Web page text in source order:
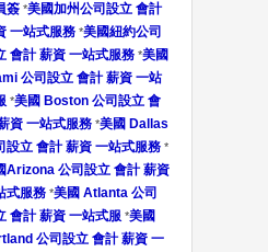
簽 *美國加州公司設立 會計
一站式服務 *美國紐約公司
會計 薪資 一站式服務 *美國
公司設立 會計 薪資 一站
*美國 Boston 公司設立 會
資 一站式服務*美國 Dallas
設立 會計 薪資 一站式服務 *
Arizona 公司設立 會計 薪資
式服務 *美國 Atlanta 公司
會計 薪資 一站式服 *美國
公司設立 會計 薪資 一